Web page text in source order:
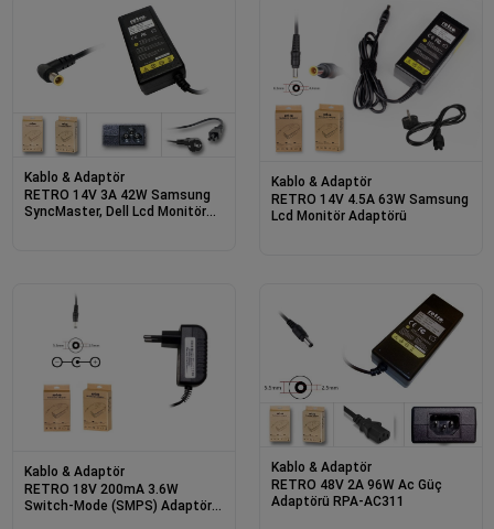
Kablo & Adaptör
RETRO 14V 3A 42W Samsung
SyncMaster, Dell Lcd Monitör
Kablo & Adaptör
RETRO 14V 4.5A 63W Samsung
Lcd Monitör Adaptörü
Kablo & Adaptör
RETRO 18V 200mA 3.6W
Switch-Mode (SMPS) Adaptör
Kablo & Adaptör
RETRO 48V 2A 96W Ac Güç
Adaptörü RPA-AC311